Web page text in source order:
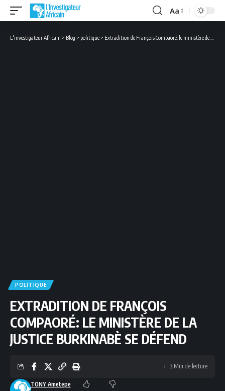
Font
Aa
L'investigateur Africain > Blog > politique > Extradition de François Compaoré: le ministère de la Justice burkinabè se défend
POLITIQUE
EXTRADITION DE FRANÇOIS
COMPAORÉ: LE MINISTÈRE DE LA
JUSTICE BURKINABÈ SE DÉFEND
TONY Ametepe
3 Min de lecture